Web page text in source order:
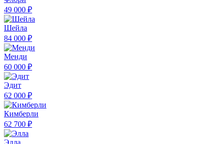
49 000 ₽
Шейла
84 000 ₽
Менди
60 000 ₽
Эдит
62 000 ₽
Кимберли
62 700 ₽
Элла